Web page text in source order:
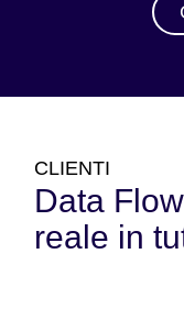
CLIENTI
Data
reale in